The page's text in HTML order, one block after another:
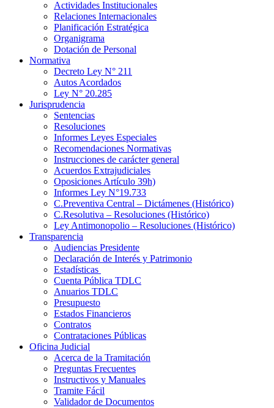
Actividades Institucionales
Relaciones Internacionales
Planificación Estratégica
Organigrama
Dotación de Personal
Normativa
Decreto Ley N° 211
Autos Acordados
Ley N° 20.285
Jurisprudencia
Sentencias
Resoluciones
Informes Leyes Especiales
Recomendaciones Normativas
Instrucciones de carácter general
Acuerdos Extrajudiciales
Oposiciones Artículo 39h)
Informes Ley N°19.733
C.Preventiva Central – Dictámenes (Histórico)
C.Resolutiva – Resoluciones (Histórico)
Ley Antimonopolio – Resoluciones (Histórico)
Transparencia
Audiencias Presidente
Declaración de Interés y Patrimonio
Estadísticas
Cuenta Pública TDLC
Anuarios TDLC
Presupuesto
Estados Financieros
Contratos
Contrataciones Públicas
Oficina Judicial
Acerca de la Tramitación
Preguntas Frecuentes
Instructivos y Manuales
Tramite Fácil
Validador de Documentos